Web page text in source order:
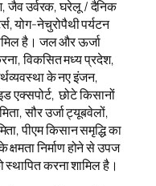
जैव उर्वरक, घरेलू / दैनिक
योग-नेचुरोपैथी पर्यटन
है। जल और ऊर्जा
विकसित मध्य प्रदेश,
के नए इंजन,
एक्सपोर्ट, छोटे किसानों
सौर उर्जा ट्यूबवेलों,
पीएम कि‍सान समृद्धि का
निर्माण होने से उपज
स्थापित करना शामिल है।